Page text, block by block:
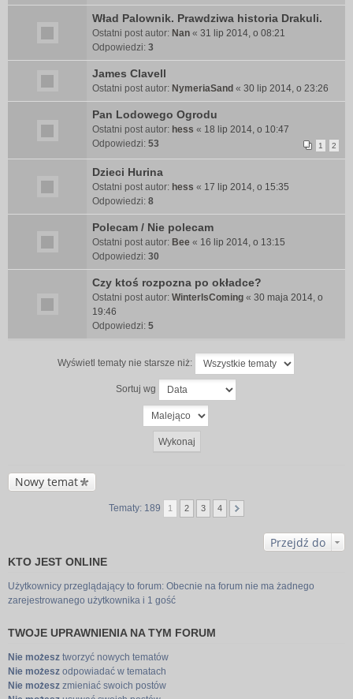
Wład Palownik. Prawdziwa historia Drakuli.
Ostatni post autor: Nan « 31 lip 2014, o 08:21
Odpowiedzi: 3
James Clavell
Ostatni post autor: NymeriaSand « 30 lip 2014, o 23:26
Pan Lodowego Ogrodu
Ostatni post autor: hess « 18 lip 2014, o 10:47
Odpowiedzi: 53 1 2
Dzieci Hurina
Ostatni post autor: hess « 17 lip 2014, o 15:35
Odpowiedzi: 8
Polecam / Nie polecam
Ostatni post autor: Bee « 16 lip 2014, o 13:15
Odpowiedzi: 30
Czy ktoś rozpozna po okładce?
Ostatni post autor: WinterIsComing « 30 maja 2014, o
19:46
Odpowiedzi: 5
Wyświetl tematy nie starsze niż:
Sortuj wg
Nowy temat
Tematy: 189 1 2 3 4
Przejdź do
KTO JEST ONLINE
Użytkownicy przeglądający to forum: Obecnie na forum nie ma żadnego
zarejestrowanego użytkownika i 1 gość
TWOJE UPRAWNIENIA NA TYM FORUM
Nie możesz tworzyć nowych tematów
Nie możesz odpowiadać w tematach
Nie możesz zmieniać swoich postów